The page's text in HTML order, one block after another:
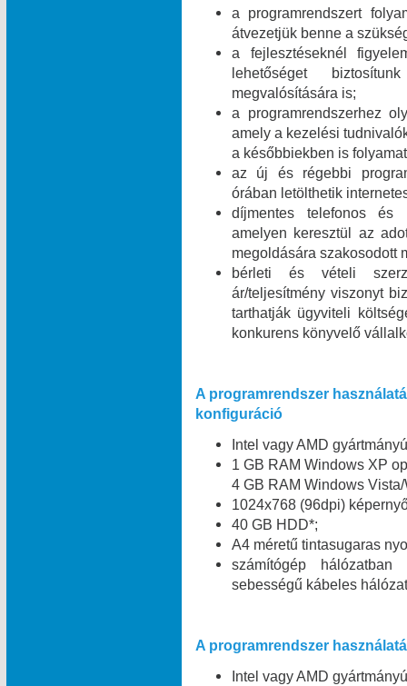
a programrendszert
átvezetjük benne a
a fejlesztéseknél
lehetőséget
megvalósítására is;
a programrendszerhez
amely a kezelési
a későbbiekben is
az új és régebbi
órában letölthetik
díjmentes telefonos és
amelyen keresztül az
megoldására szakosodott
bérleti és vételi
ár/teljesítmény viszonyt
tarthatják ügyviteli
konkurens könyvelő
A programrendszer
konfiguráció
Intel vagy AMD
1 GB RAM Windows XP
4 GB RAM Windows
1024x768 (96dpi)
40 GB HDD*;
A4 méretű tintasugaras
számítógép
sebességű kábeles
A programrendszer
Intel vagy AMD